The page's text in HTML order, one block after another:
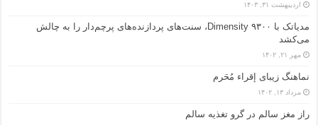
اردیبهشت ۳۱, ۱۴۰۳
مدیاتک با Dimensity ۹۳۰۰، سنت‌های پردازنده‌های پرچم‌دار را به چالش
می‌کشد
مهر ۲۱, ۱۴۰۲
نماهنگ زیبای إقراء مُحَرم
مرداد ۱۳, ۱۴۰۲
راز مغز سالم در گرو تغذیه سالم